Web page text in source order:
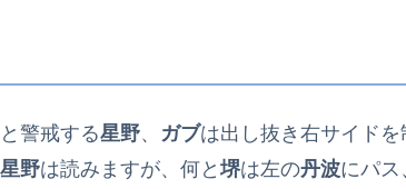
警戒する星野、 ガブは出し抜き右サイドを
星野は読みますが、何と 堺は左の丹波にパス